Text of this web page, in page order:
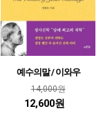
예수의말 / 이와우
14,000원
12,600원